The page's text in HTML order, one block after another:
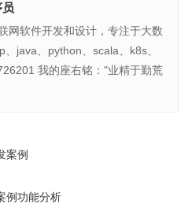
网软件开发和设计，专注于大数
java、python、scala、k8s、
我的座右铭："业精于勤荒
案例
例功能分析